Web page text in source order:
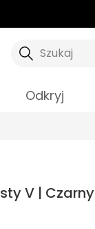
Szukaj
Odkryj
V | Czarny